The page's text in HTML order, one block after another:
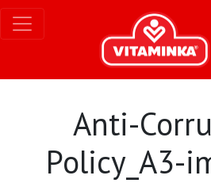
Anti-
Policy_A3-